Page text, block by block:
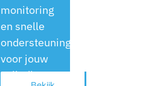
monitoring
en snelle
ondersteuning
voor jouw
volledige